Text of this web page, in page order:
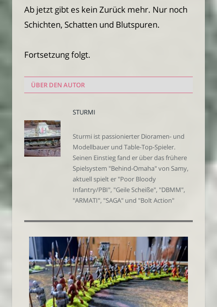
Ab jetzt gibt es kein Zurück mehr. Nur noch
Schichten, Schatten und Blutspuren.
Fortsetzung folgt.
ÜBER DEN AUTOR
STURMI
Sturmi ist passionierter Dioramen- und
Modellbauer und Table-Top-Spieler.
Seinen Einstieg fand er über das frühere
Spielsystem "Behind-Omaha" von Samy,
aktuell spielt er "Poor Bloody
Infantry/PBI", "Geile Scheiße", "DBMM",
"ARMATI", "SAGA" und "Bolt Action"